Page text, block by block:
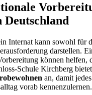
Internat kann sowohl für
darstellen.
können helfen,
Schule Kirchberg
an, damit
vorab kennenzulernen.